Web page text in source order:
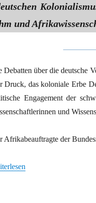
und
Debatten über die deutsche
Druck, das koloniale Erbe
Engagement der
und
Afrikabeauftragte der
verweigern den